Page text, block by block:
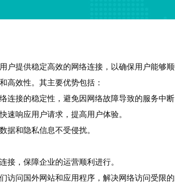
提供稳定高效的网络连接，以确保用户能够顺
高效性。其主要优势包括：
接的稳定性，避免因网络故障导致的服务中断
速响应用户请求，提高用户体验。
据和隐私信息不受侵扰。
接，保障企业的运营顺利进行。
问国外网站和应用程序，解决网络访问受限的